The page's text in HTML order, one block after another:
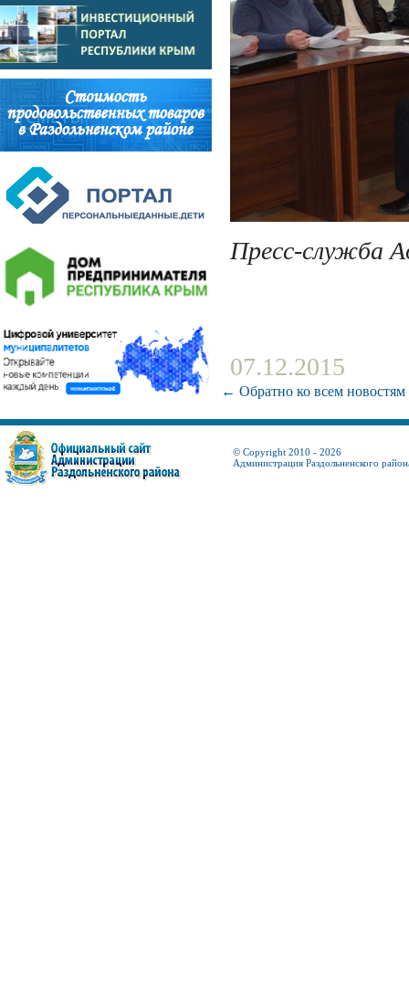
Пресс-служба
07.12.2015
← Обратно ко всем новостям
© Copyright 2010 - 2026
Администрация Раздольненского